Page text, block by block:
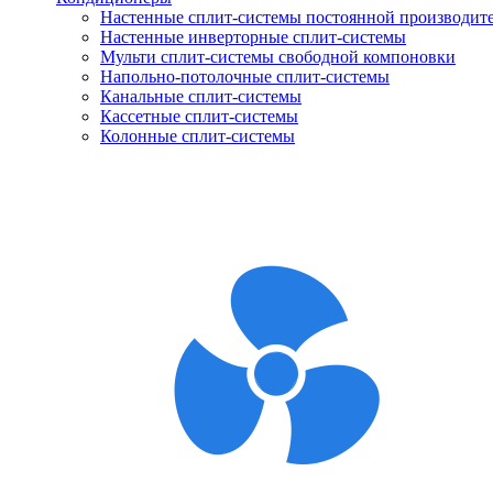
Настенные сплит-системы постоянной
Настенные инверторные сплит-системы
Мульти сплит-системы свободной компоновки
Напольно-потолочные сплит-системы
Канальные сплит-системы
Кассетные сплит-системы
Колонные сплит-системы